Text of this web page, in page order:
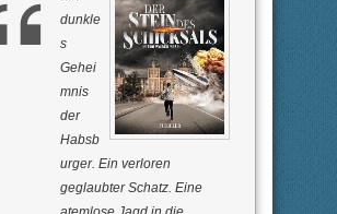
dunkle
s
Gehei
mnis
der
Habsb
urger. Ein verloren
geglaubter Schatz. Eine
insertdatetime from url https://